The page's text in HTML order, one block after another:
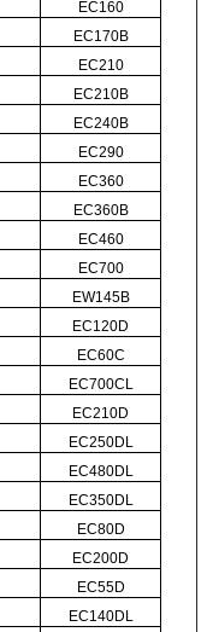
EC160
EC170B
EC210
EC210B
EC240B
EC290
EC360
EC360B
EC460
EC700
EW145B
EC120D
EC60C
EC700CL
EC210D
EC250DL
EC480DL
EC350DL
EC80D
EC200D
EC55D
EC140DL